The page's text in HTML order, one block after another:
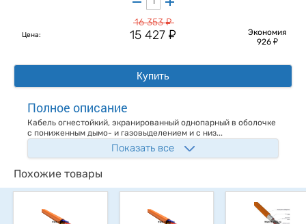
Цена:
16 353у
15 427у
Экономия
926 у
Купить
Полное описание
Кабель огнестойкий, экранированный однопарный в оболочке
с пониженным дымо- и газовыделением и с низ...
Показать все
Похожие товары